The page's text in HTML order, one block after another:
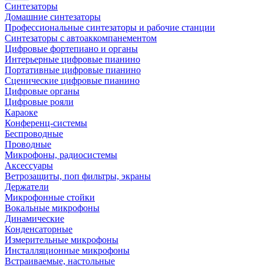
Синтезаторы
Домашние синтезаторы
Профессиональные синтезаторы и рабочие станции
Синтезаторы с автоаккомпанементом
Цифровые фортепиано и органы
Интерьерные цифровые пианино
Портативные цифровые пианино
Сценические цифровые пианино
Цифровые органы
Цифровые рояли
Караоке
Конференц-системы
Беспроводные
Проводные
Микрофоны, радиосистемы
Аксессуары
Ветрозащиты, поп фильтры, экраны
Держатели
Микрофонные стойки
Вокальные микрофоны
Динамические
Конденсаторные
Измерительные микрофоны
Инсталляционные микрофоны
Встраиваемые, настольные